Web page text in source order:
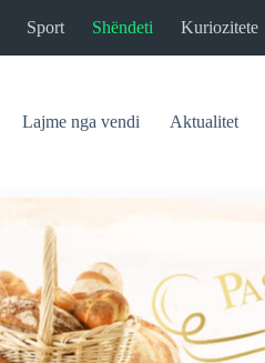
Sport Shëndeti Kuriozitete
Lajme nga vendi Aktualitet